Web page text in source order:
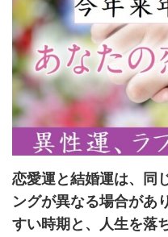
恋愛運と結婚運は、同
ングが異なる場合があ
すい時期と、人生を落